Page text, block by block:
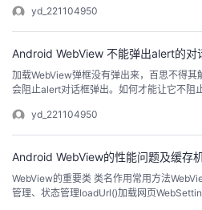
的
课
程
我
的
认
我
的
验
我
收
技
术
支
的
云
声
议
ew Line...
yd_221104950
Android WebView 不能弹出alert的对
加载WebView弹框没有弹出来，百思不得
会阻止alert对话框弹出。如何才能让它不阻止呢，解
onJsAlert(WebView view, String u...
yd_221104950
Android WebView的性能问题及缓存
WebView的重要类 类名作用常用方法WebView创建对象、加载URL、生命周期
管理、状态管理loadUrl()加载网页